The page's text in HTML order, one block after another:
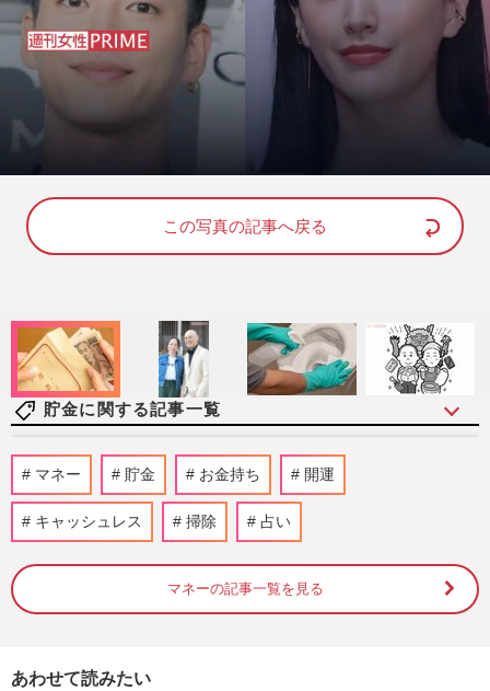
n
u
o
d
:
この写真の記事へ戻る
貯金に関する記事一覧
《生活費が浮く優待株14選》年間20万〜
30万円おトクに! 200銘柄保有の“達人主
婦”が伝授する投資のコツ
週刊女性2026年8月11日号
《老後のお金》55歳からの15年が分かれ
道…完全リタイアを遅らせて資金が必要な
マネー 貯金 お金持ち 開運
キャッシュレス 掃除 占い
マネーの記事一覧を見る
あわせて読みたい